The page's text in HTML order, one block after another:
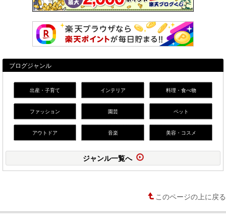
ブログジャンル
出産・子育て インテリア 料理・食べ物
ファッション 園芸 ペット
アウトドア 音楽 美容・コスメ
ジャンル一覧へ
このページの上に戻る